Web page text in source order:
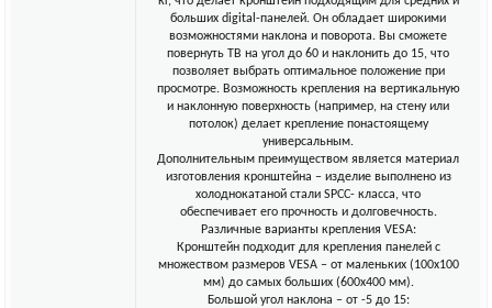
больших digital-панелей. Он обладает широкими
возможностями наклона и поворота. Вы сможете
повернуть ТВ на угол до 60 и наклонить до 15, что
позволяет выбрать оптимальное положение при
просмотре. Возможность крепления на вертикальную
и наклонную поверхность (например, на стену или
потолок) делает крепление понастоящему
универсальным.
Дополнительным преимуществом является материал
изготовления кронштейна – изделие выполнено из
холоднокатаной стали SPCC- класса, что
обеспечивает его прочность и долговечность.
Различные варианты крепления VESA:
Кронштейн подходит для крепления панелей с
множеством размеров VESA – от маленьких (100x100
мм) до самых больших (600x400 мм).
Большой угол наклона – от -5 до 15: